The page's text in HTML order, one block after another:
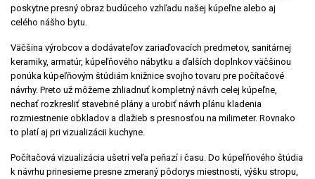
poskytne presný obraz budúceho vzhľadu našej kúpeľne alebo aj
celého nášho bytu.
Väčšina výrobcov a dodávateľov zariaďovacích predmetov, sanitárnej
keramiky, armatúr, kúpeľňového nábytku a ďalších doplnkov väčšinou
ponúka kúpeľňovým štúdiám knižnice svojho tovaru pre počítačové
návrhy. Preto už môžeme zhliadnuť kompletný návrh celej kúpeľne,
nechať rozkresliť stavebné plány a urobiť návrh plánu kladenia
rozmiestnenie obkladov a dlažieb s presnosťou na milimeter. Rovnako
to platí aj pri vizualizácii kuchyne.
Počítačová vizualizácia ušetrí veľa peňazí i času. Do kúpeľňového štúdia
k návrhu prinesieme presne zmeraný pôdorys miestnosti, výšku stropu,